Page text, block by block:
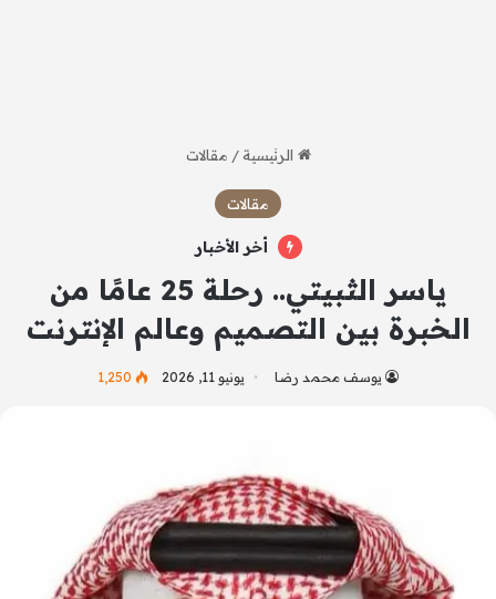
الرئيسية / مقالات
مقالات
أخر الأخبار
ياسر الثبيتي.. رحلة 25 عامًا من
الخبرة بين التصميم وعالم الإنترنت
يوسف محمد رضا يونيو 11, 2026 1٬250